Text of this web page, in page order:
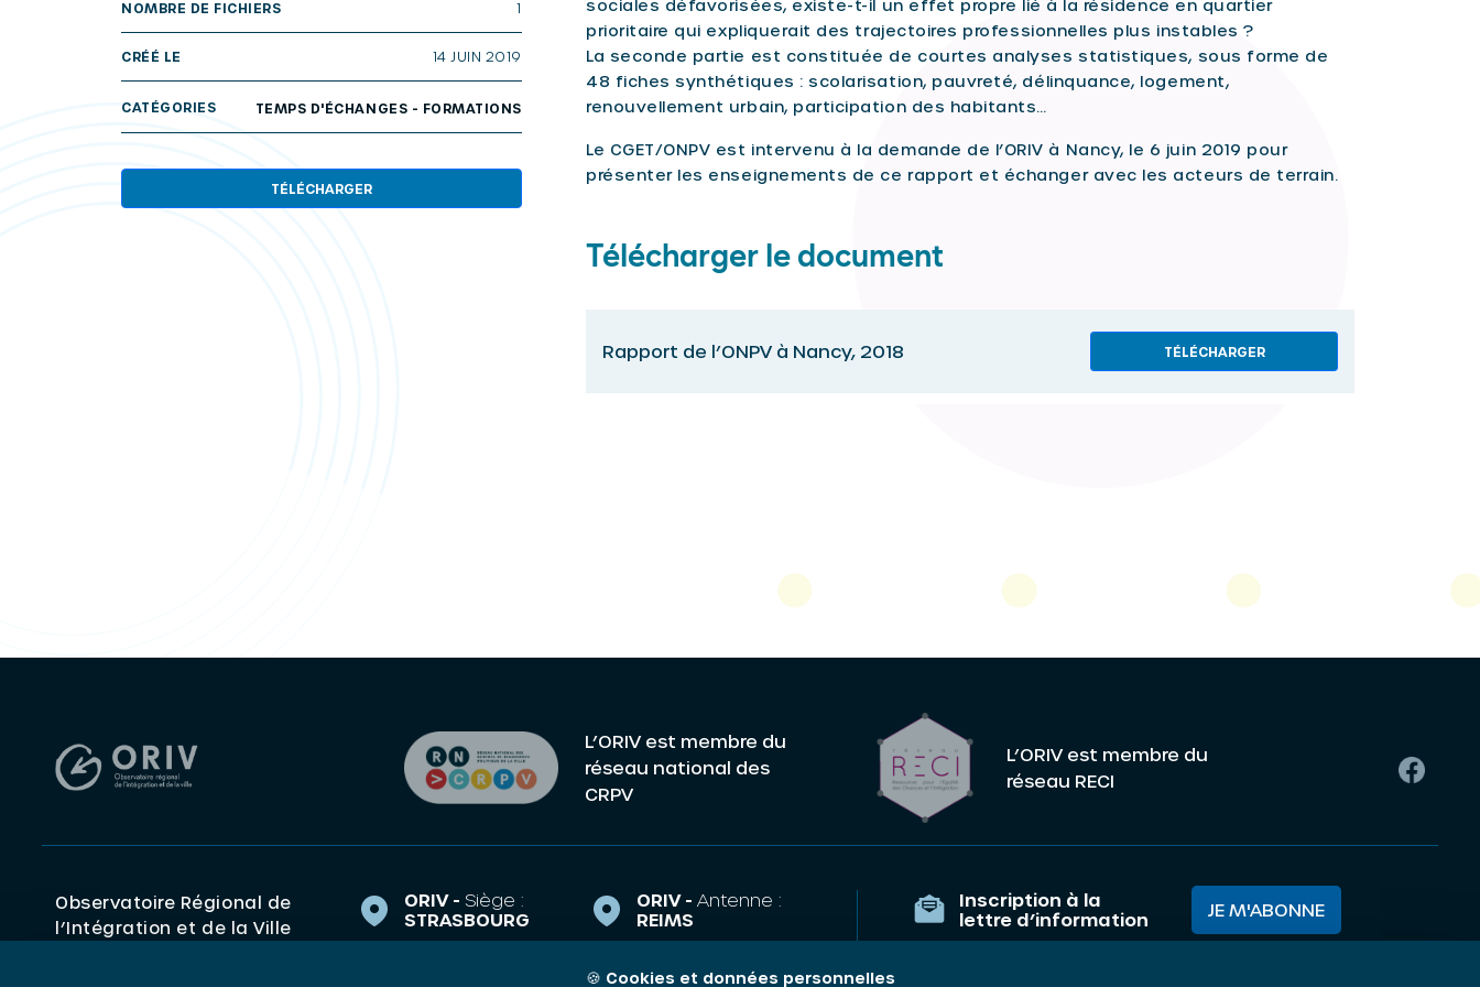
NOMBRE DE FICHIERS 1
CRÉÉ LE 14 JUIN 2019
CATÉGORIES TEMPS D'ÉCHANGES - FORMATIONS
TÉLÉCHARGER
sociales défavorisées, existe-t-il un effet propre lié à la résidence en quartier
prioritaire qui expliquerait des trajectoires professionnelles plus instables ?
La seconde partie est constituée de courtes analyses statistiques, sous forme de
48 fiches synthétiques : scolarisation, pauvreté, délinquance, logement,
renouvellement urbain, participation des habitants…
Le CGET/ONPV est intervenu à la demande de l’ORIV à Nancy, le 6 juin 2019 pour
présenter les enseignements de ce rapport et échanger avec les acteurs de terrain.
Télécharger le document
Rapport de l’ONPV à Nancy, 2018 TÉLÉCHARGER
L’ORIV est membre du
réseau national des
CRPV
L’ORIV est membre du
réseau RECI
Observatoire Régional de
l’Intégration et de la Ville
ORIV - Siège :
STRASBOURG
67000 STRASBOURG
ORIV -Antenne :
REIMS
Eisenhower
Inscription à la
lettre d’information
JE M'ABONNE
🍪 Cookies et données personnelles